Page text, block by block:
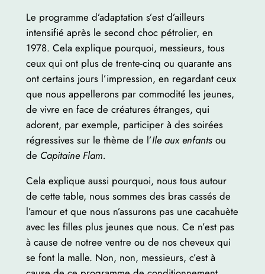
Le programme d’adaptation s’est d’ailleurs
intensifié après le second choc pétrolier, en
1978. Cela explique pourquoi, messieurs, tous
ceux qui ont plus de trente-cinq ou quarante ans
ont certains jours l’impression, en regardant ceux
que nous appellerons par commodité les jeunes,
de vivre en face de créatures étranges, qui
adorent, par exemple, participer à des soirées
régressives sur le thème de l’Ile aux enfants ou
de Capitaine Flam.
Cela explique aussi pourquoi, nous tous autour
de cette table, nous sommes des bras cassés de
l’amour et que nous n’assurons pas une cacahuète
avec les filles plus jeunes que nous. Ce n’est pas
à cause de notree ventre ou de nos cheveux qui
se font la malle. Non, non, messieurs, c’est à